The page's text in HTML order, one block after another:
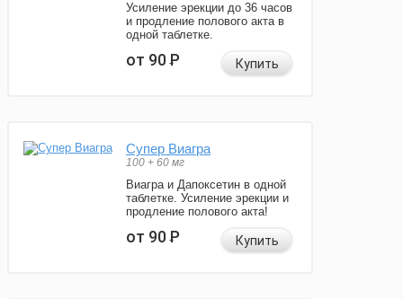
Усиление эрекции до 36 часов
и продление полового акта в
одной таблетке.
от 90Р Купить
Супер Виагра
100 + 60 мг
Виагра и Дапоксетин в одной
таблетке. Усиление эрекции и
продление полового акта!
от 90Р Купить